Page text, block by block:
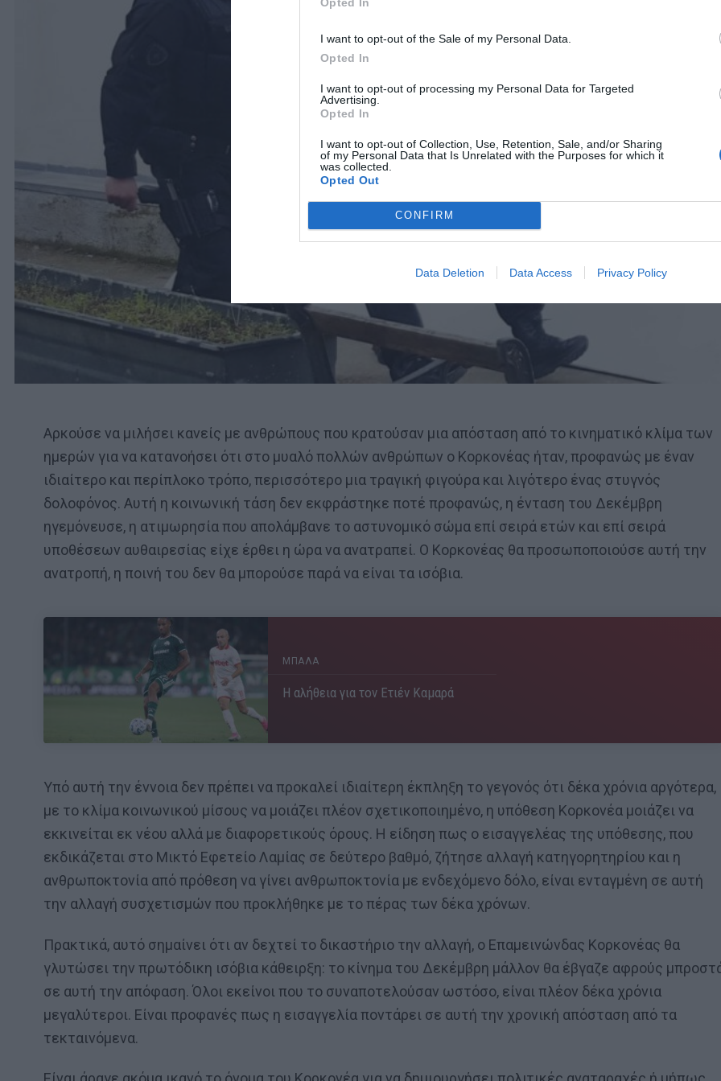
I want to opt-out of the Sale of my Personal Data.
Opted In
I want to opt-out of processing my Personal Data for Targeted
Advertising.
Opted In
I want to opt-out of Collection, Use, Retention, Sale, and/or Sharing
of my Personal Data that Is Unrelated with the Purposes for which it
was collected.
Opted Out
CONFIRM
Data Deletion Data Access Privacy Policy
Αρκούσε να μιλήσει κανείς με ανθρώπους που κρατούσαν μια απόσταση από το κινηματικό κλίμα των
ημερών για να κατανοήσει ότι στο μυαλό πολλών ανθρώπων ο Κορκονέας ήταν, προφανώς με έναν
ιδιαίτερο και περίπλοκο τρόπο, περισσότερο μια τραγική φιγούρα και λιγότερο ένας στυγνός
δολοφόνος. Αυτή η κοινωνική τάση δεν εκφράστηκε ποτέ προφανώς, η ένταση του Δεκέμβρη
ηγεμόνευσε, η ατιμωρησία που απολάμβανε το αστυνομικό σώμα επί σειρά ετών και επί σειρά
υποθέσεων αυθαιρεσίας είχε έρθει η ώρα να ανατραπεί. Ο Κορκονέας θα προσωποποιούσε αυτή την
ανατροπή, η ποινή του δεν θα μπορούσε παρά να είναι τα ισόβια.
ΜΠΑΛΑ
Η αλήθεια για τον Ετιέν Καμαρά
Υπό αυτή την έννοια δεν πρέπει να προκαλεί ιδιαίτερη έκπληξη το γεγονός ότι δέκα χρόνια αργότερα,
με το κλίμα κοινωνικού μίσους να μοιάζει πλέον σχετικοποιημένο, η υπόθεση Κορκονέα μοιάζει να
εκκινείται εκ νέου αλλά με διαφορετικούς όρους. Η είδηση πως ο εισαγγελέας της υπόθεσης, που
εκδικάζεται στο Μικτό Εφετείο Λαμίας σε δεύτερο βαθμό, ζήτησε αλλαγή κατηγορητηρίου και η
ανθρωποκτονία από πρόθεση να γίνει ανθρωποκτονία με ενδεχόμενο δόλο, είναι ενταγμένη σε αυτή
την αλλαγή συσχετισμών που προκλήθηκε με το πέρας των δέκα χρόνων.
Πρακτικά, αυτό σημαίνει ότι αν δεχτεί το δικαστήριο την αλλαγή, ο Επαμεινώνδας Κορκονέας θα
γλυτώσει την πρωτόδικη ισόβια κάθειρξη: το κίνημα του Δεκέμβρη μάλλον θα έβγαζε αφρούς
σε αυτή την απόφαση. Όλοι εκείνοι που το συναποτελούσαν ωστόσο, είναι πλέον δέκα χρόνια
μεγαλύτεροι. Είναι προφανές πως η εισαγγελία ποντάρει σε αυτή την χρονική απόσταση από τα
τεκταινόμενα.